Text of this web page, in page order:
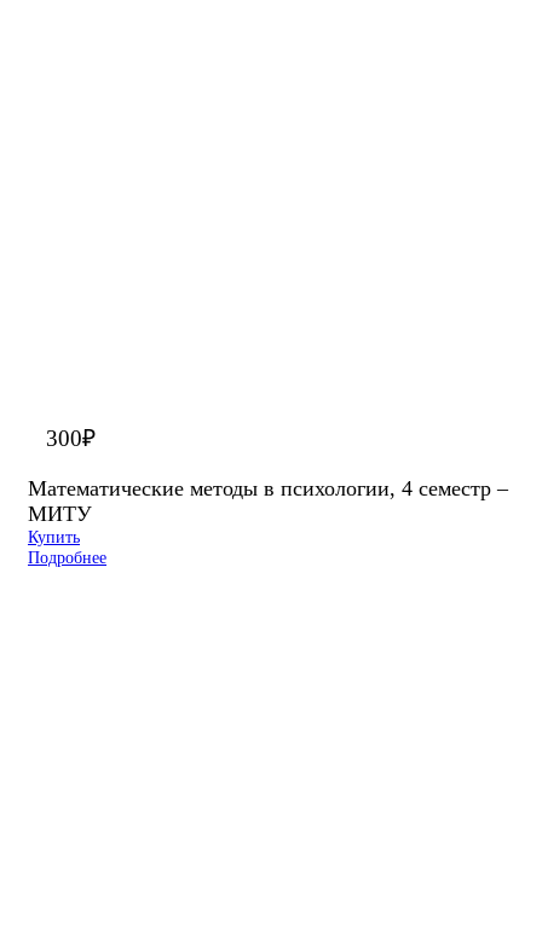
300₽
Математические методы в психологии, 4 семестр –
МИТУ
Купить
Подробнее